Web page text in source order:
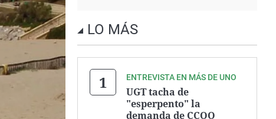
LO MÁS
ENTREVISTA EN MÁS DE UNO
UGT tacha de
"esperpento" la
demanda de CCOO